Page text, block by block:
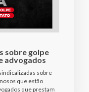
sobre golpe
advogados
sobre
que estão
que prestam